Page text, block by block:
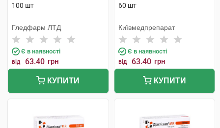
100 шт
Гледфарм ЛТД
Є в наявності
від 63.40 грн
КУПИТИ
60 шт
Київмедпрепарат
Є в наявності
від 63.40 грн
КУПИТИ